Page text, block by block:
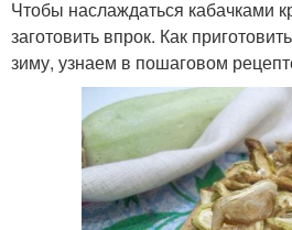
Чтобы наслаждаться кабачками
заготовить впрок. Как
зиму, узнаем в пошаговом